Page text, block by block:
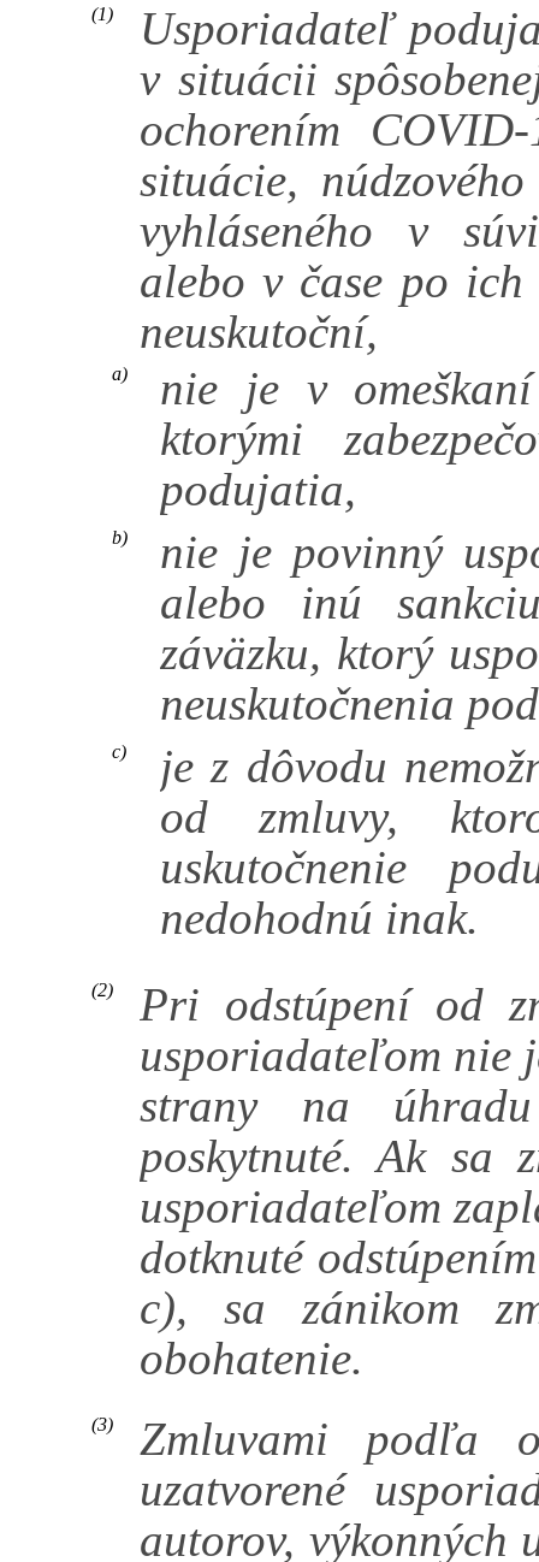
(1)
Usporiadateľ
v situácii
ochorením
situácie,
vyhláseného v
alebo v čase po
neuskutoční,
a)
nie je v
ktorými
podujatia,
b)
nie je povinný
alebo inú
záväzku, ktorý
neuskutočnenia
c)
je z dôvodu
od zmluvy,
uskutočnenie
nedohodnú inak.
(2)
Pri odstúpení od
usporiadateľom nie
strany na
poskytnuté. Ak sa
usporiadateľom
dotknuté
c), sa zánikom
obohatenie.
(3)
Zmluvami podľa
uzatvorené
autorov, výkonných